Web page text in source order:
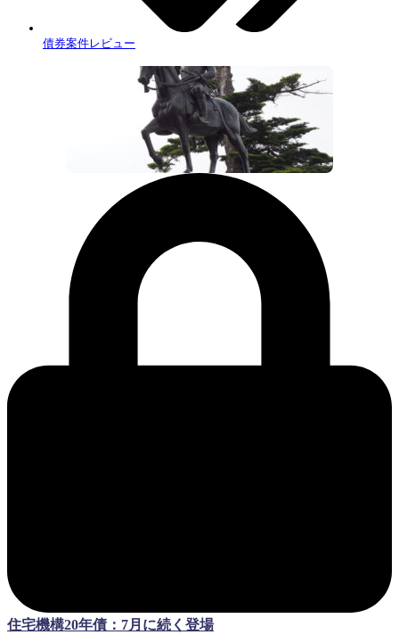
債券案件レビュー
住宅機構20年債：7月に続く登場